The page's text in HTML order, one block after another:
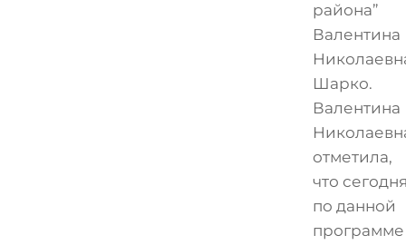
района”
Валентина
Шарко.
Валентина
отметила,
что
по данной
программе